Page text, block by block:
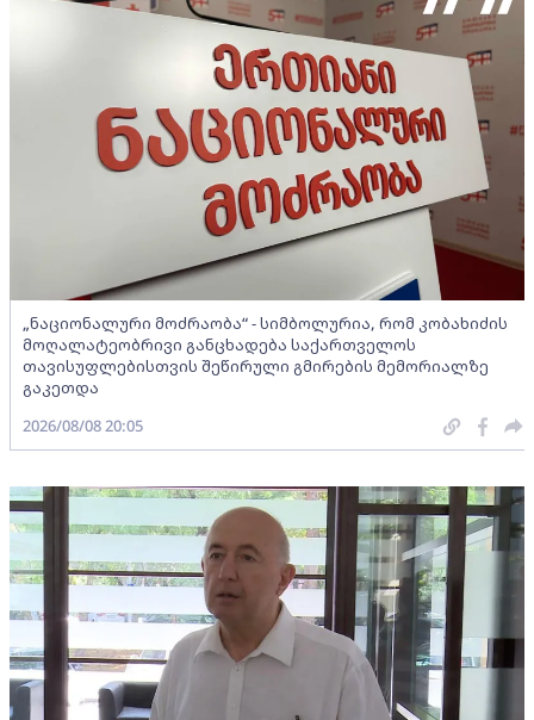
„ნაციონალური მოძრაობა“ - სიმბოლურია, რომ კობახიძის
მოღალატეობრივი განცხადება საქართველოს
თავისუფლებისთვის შეწირული გმირების მემორიალზე
გაკეთდა
2026/08/08 20:05